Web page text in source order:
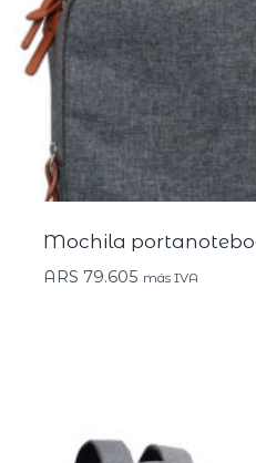
Mochila
ARS 79.605 más IVA